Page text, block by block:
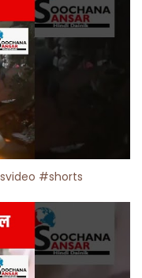
#shorts